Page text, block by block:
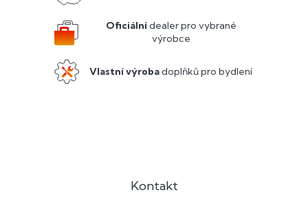
Oficiálnídealer pro vybrané
výrobce
Vlastní výrobadoplňků pro bydlení
Kontakt